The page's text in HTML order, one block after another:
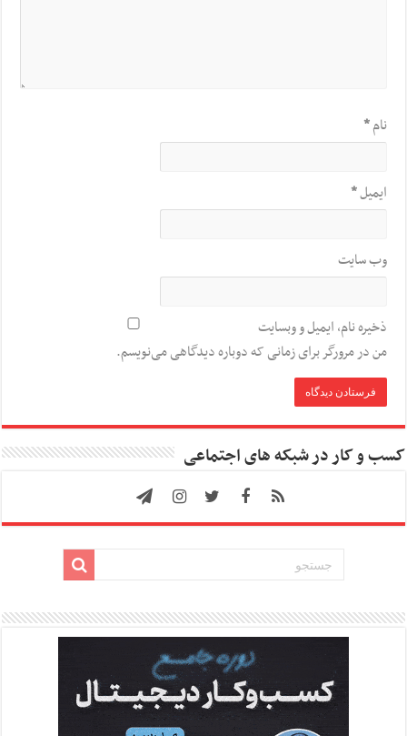
نام*
ایمیل*
وب‌ سایت
ذخیره نام، ایمیل و وبسایت
من در مرورگر برای زمانی که دوباره دیدگاهی می‌نویسم.
کسب و کار در شبکه های اجتماعی